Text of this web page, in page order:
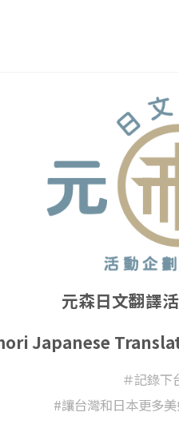
元森日文翻譯
Japanese
＃記錄下
#讓台灣和日本更多